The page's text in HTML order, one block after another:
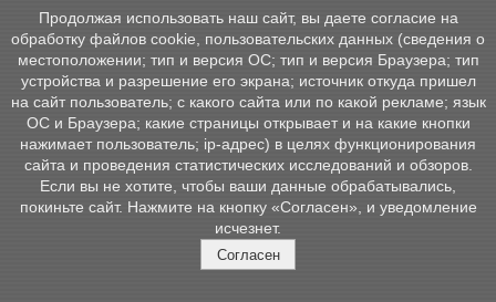
Продолжая использовать наш сайт, вы даете согласие на
обработку файлов cookie, пользовательских данных (сведения о
местоположении; тип и версия ОС; тип и версия Браузера; тип
устройства и разрешение его экрана; источник откуда пришел
на сайт пользователь; с какого сайта или по какой рекламе; язык
ОС и Браузера; какие страницы открывает и на какие кнопки
нажимает пользователь; ip-адрес) в целях функционирования
сайта и проведения статистических исследований и обзоров.
Если вы не хотите, чтобы ваши данные обрабатывались,
покиньте сайт. Нажмите на кнопку «Согласен», и уведомление
исчезнет.
Согласен